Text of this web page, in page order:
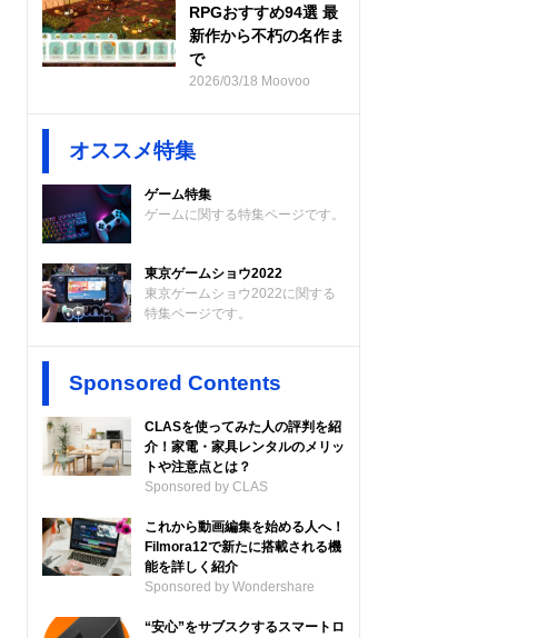
RPGおすすめ94選 最
新作から不朽の名作ま
で
2026/03/18 Moovoo
オススメ特集
ゲーム特集
ゲームに関する特集ページです。
東京ゲームショウ2022
東京ゲームショウ2022に関する
特集ページです。
Sponsored Contents
CLASを使ってみた人の評判を紹
介！家電・家具レンタルのメリッ
トや注意点とは？
Sponsored by CLAS
これから動画編集を始める人へ！
Filmora12で新たに搭載される機
能を詳しく紹介
Sponsored by Wondershare
“安心”をサブスクするスマートロ